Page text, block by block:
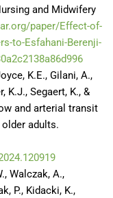
and Midwifery
paper/Effect-of-
to-Esfahani-Berenji-
K.E., Gilani, A.,
K.J., Segaert, K., &
and arterial transit
adults.
Walczak, A.,
P., Kidacki, K.,